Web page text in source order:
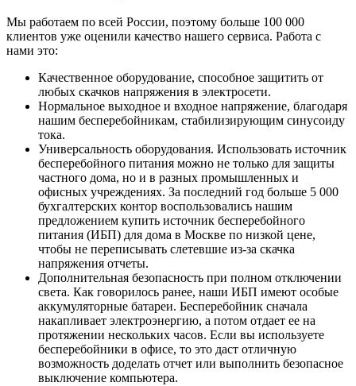
Мы работаем по всей России, поэтому больше 100 000
клиентов уже оценили качество нашего сервиса. Работа с
нами это:
Качественное оборудование, способное защитить от
любых скачков напряжения в электросети.
Нормальное выходное и входное напряжение, благодаря
нашим бесперебойникам, стабилизирующим синусоиду
тока.
Универсальность оборудования. Использовать источник
бесперебойного питания можно не только для защиты
частного дома, но и в разных промышленных и
офисных учреждениях. За последний год больше 5 000
бухгалтерских контор воспользовались нашим
предложением купить источник бесперебойного
питания (ИБП) для дома в Москве по низкой цене,
чтобы не переписывать слетевшие из-за скачка
напряжения отчеты.
Дополнительная безопасность при полном отключении
света. Как говорилось ранее, наши ИБП имеют особые
аккумуляторные батареи. Бесперебойник сначала
накапливает электроэнергию, а потом отдает ее на
протяжении нескольких часов. Если вы используете
бесперебойники в офисе, то это даст отличную
возможность доделать отчет или выполнить безопасное
выключение компьютера.